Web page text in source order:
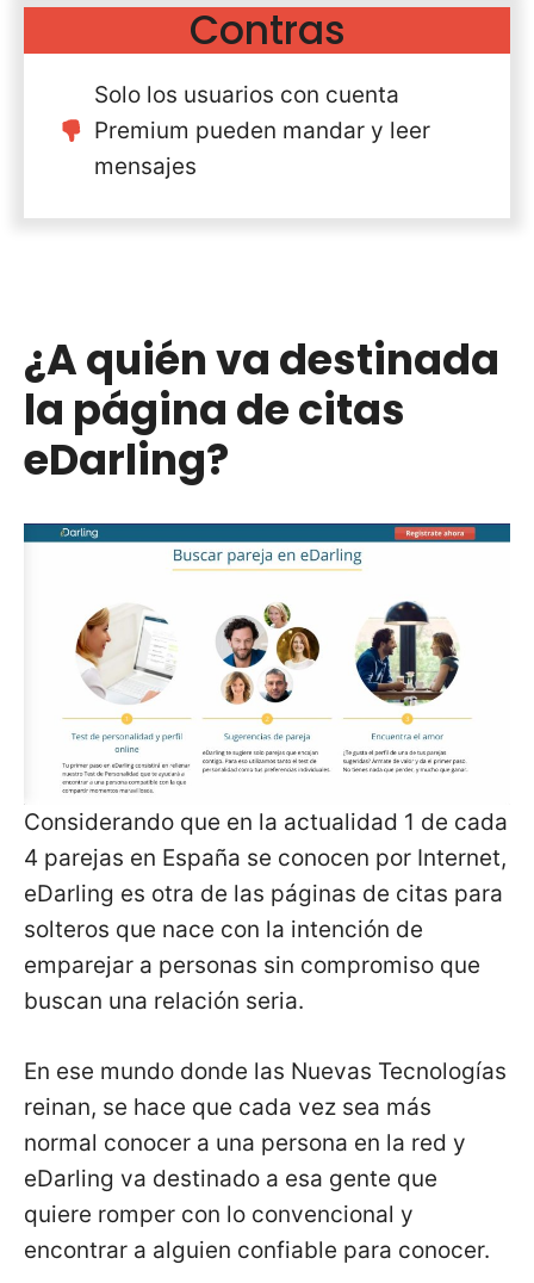
Contras
Solo los usuarios con cuenta
Premium pueden mandar y leer
mensajes
¿A quién va destinada
la página de citas
eDarling?
Considerando que en la actualidad 1 de cada
4 parejas en España se conocen por Internet,
eDarling es otra de las páginas de citas para
solteros que nace con la intención de
emparejar a personas sin compromiso que
buscan una relación seria.
En ese mundo donde las Nuevas Tecnologías
reinan, se hace que cada vez sea más
normal conocer a una persona en la red y
eDarling va destinado a esa gente que
quiere romper con lo convencional y
encontrar a alguien confiable para conocer.